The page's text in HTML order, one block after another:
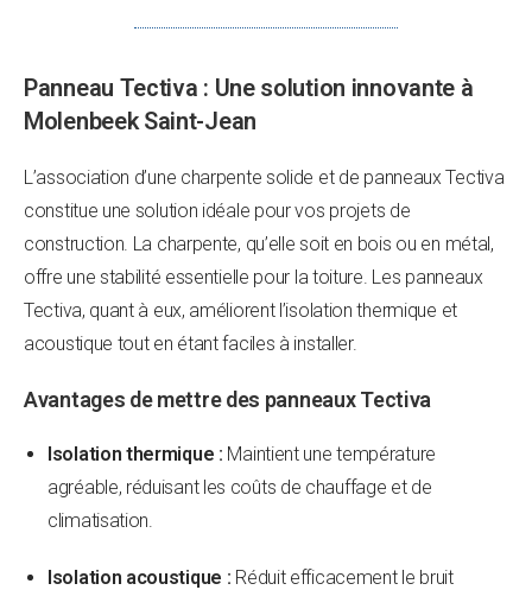
Panneau Tectiva : Une solution innovante à
Molenbeek Saint-Jean
L’association d’une charpente solide et de panneaux Tectiva
constitue une solution idéale pour vos projets de
construction. La charpente, qu’elle soit en bois ou en métal,
offre une stabilité essentielle pour la toiture. Les panneaux
Tectiva, quant à eux, améliorent l’isolation thermique et
acoustique tout en étant faciles à installer.
Avantages de mettre des panneaux Tectiva
Isolation thermique : Maintient une température
agréable, réduisant les coûts de chauffage et de
climatisation.
Isolation acoustique : Réduit efficacement le bruit